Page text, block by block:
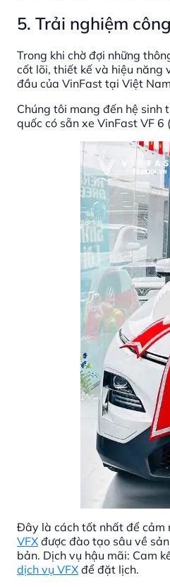
5. Trải nghiệm
Trong khi chờ đợi những
cốt lõi, thiết kế và hiệu năng
đầu của VinFast tại Việt
Chúng tôi mang đến hệ sinh
quốc có sẵn xe VinFast VF
Đây là cách tốt nhất để cảm
VFX được đào tạo sâu về
bản. Dịch vụ hậu mãi: Cam
dịch vụ VFX để đặt lịch.